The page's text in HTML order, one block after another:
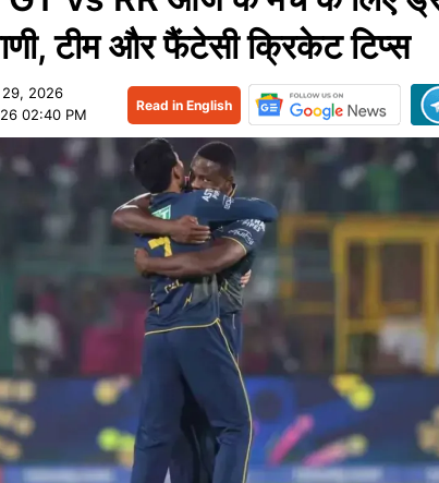
टीम और फैंटेसी क्रिकेट टिप्स
2026
02:40 PM
Read in English